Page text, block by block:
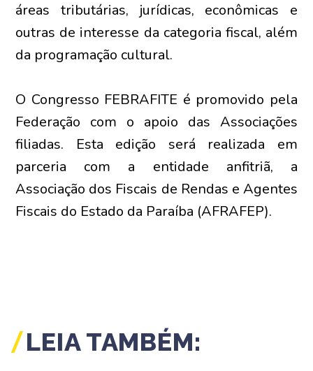
áreas tributárias, jurídicas, econômicas e
outras de interesse da categoria fiscal, além
da programação cultural.
O Congresso FEBRAFITE é promovido pela
Federação com o apoio das Associações
filiadas. Esta edição será realizada em
parceria com a entidade anfitriã, a
Associação dos Fiscais de Rendas e Agentes
Fiscais do Estado da Paraíba (AFRAFEP).
LEIA TAMBÉM: